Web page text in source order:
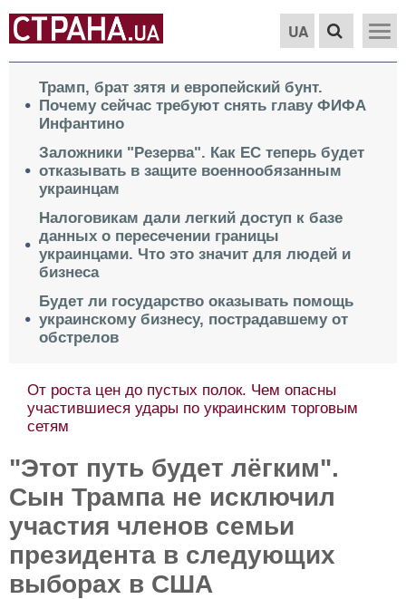
UA
Трамп, брат зятя и европейский бунт.
Почему сейчас требуют снять главу ФИФА
Инфантино
Заложники "Резерва". Как ЕС теперь будет
отказывать в защите военнообязанным
украинцам
Налоговикам дали легкий доступ к базе
данных о пересечении границы
украинцами. Что это значит для людей и
бизнеса
Будет ли государство оказывать помощь
украинскому бизнесу, пострадавшему от
обстрелов
От роста цен до пустых полок. Чем опасны
участившиеся удары по украинским торговым
сетям
"Этот путь будет лёгким".
Сын Трампа не исключил
участия членов семьи
президента в следующих
выборах в США